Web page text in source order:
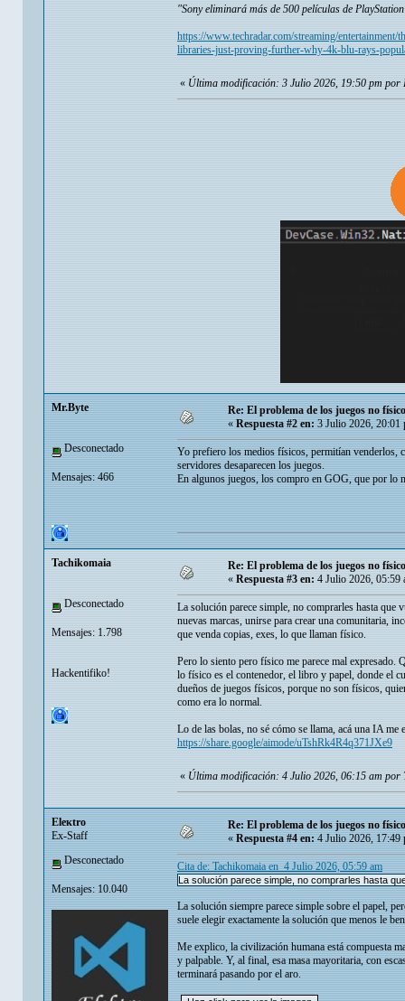
"Sony eliminará más de 500 películas de
https://www.techradar.com/streaming/
libraries-just-proving-further-why-4k-blu-rays-
« Última modificación: 3 Julio 2026, 19:50 pm por
Mr.Byte
Desconectado
Mensajes: 466
Re: El problema de los juegos no
«Respuesta #2 en:3 Julio 2026, 20:01
Yo prefiero los medios físicos, permitían venderlos,
servidores desaparecen los juegos.
En algunos juegos, los compro en GOG, que por lo
Tachikomaia
Desconectado
Mensajes: 1.798
Hackentifiko!
Re: El problema de los juegos no
« Respuesta #3 en: 4 Julio 2026, 05:59
La solución parece simple, no comprarles hasta que
nuevas marcas, unirse para crear una comunitaria,
que venda copias, exes, lo que llaman físico.
Pero lo siento pero físico me parece mal expresado.
lo físico es el contenedor, el libro y papel, donde el
dueños de juegos físicos, porque no son físicos,
como era lo normal.
Lo de las bolas, no sé cómo se llama, acá una IA me
https://share.google/aimode/uTshRk4R4q371JXe9
« Última modificación: 4 Julio 2026, 06:15 am por
Eleкtro
Ex-Staff
Desconectado
Mensajes: 10.040
Re: El problema de los juegos no
«Respuesta #4 en:4 Julio 2026, 17:49
Cita de: Tachikomaia en 4 Julio 2026, 05:59 am
La solución parece simple, no comprarles hasta
La solución siempre parece simple sobre el papel,
suele elegir exactamente la solución que menos le
Me explico, la civilización humana está compuesta
y palpable. Y, al final, esa masa mayoritaria, con
terminará pasando por el aro.